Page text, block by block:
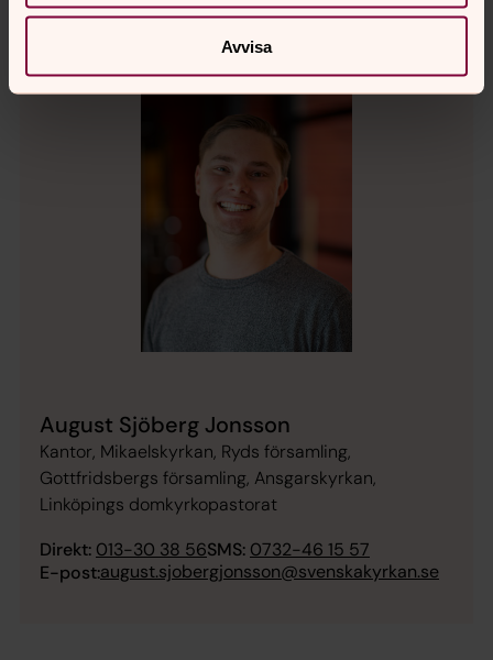
Avvisa
August Sjöberg Jonsson
Kantor, Mikaelskyrkan, Ryds församling,
Gottfridsbergs församling, Ansgarskyrkan,
Linköpings domkyrkopastorat
Direkt: 013-30 38 56SMS: 0732-46 15 57
E-post:august.sjobergjonsson@svenskakyrkan.se